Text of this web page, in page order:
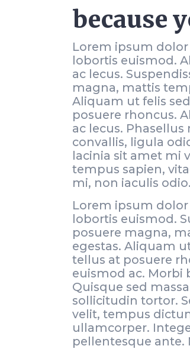
because
Lorem ipsum
lobortis euismod.
ac lecus.
magna, mattis
Aliquam ut felis
posuere rhoncus.
ac lecus.
convallis, ligula
lacinia sit amet mi
tempus sapien,
mi, non iaculis
Lorem ipsum
lobortis euismod.
posuere magna,
egestas. Aliquam
tellus at posuere
euismod ac. Morbi
Quisque sed
sollicitudin tortor.
velit, tempus
ullamcorper.
pellentesque ante.